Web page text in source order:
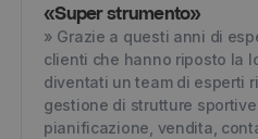
«Super strumento»
» Grazie a questi anni di
clienti che hanno riposto la
diventati un team di esperti
gestione di strutture
pianificazione, vendita,